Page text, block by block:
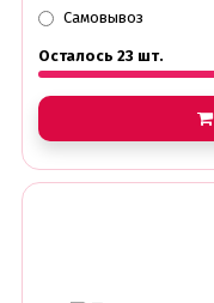
Самовывоз
Осталось 23 шт.